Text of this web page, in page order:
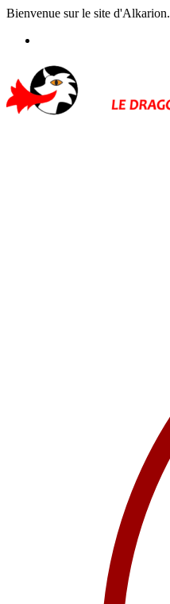
Bienvenue sur le site d'Alkarion.